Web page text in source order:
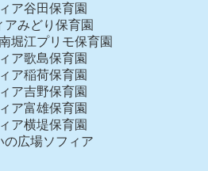
ア谷田保育園
アみどり保育園
堀江プリモ保育園
ア歌島保育園
ア稲荷保育園
ア吉野保育園
ア富雄保育園
ア横堤保育園
の広場ソフィア